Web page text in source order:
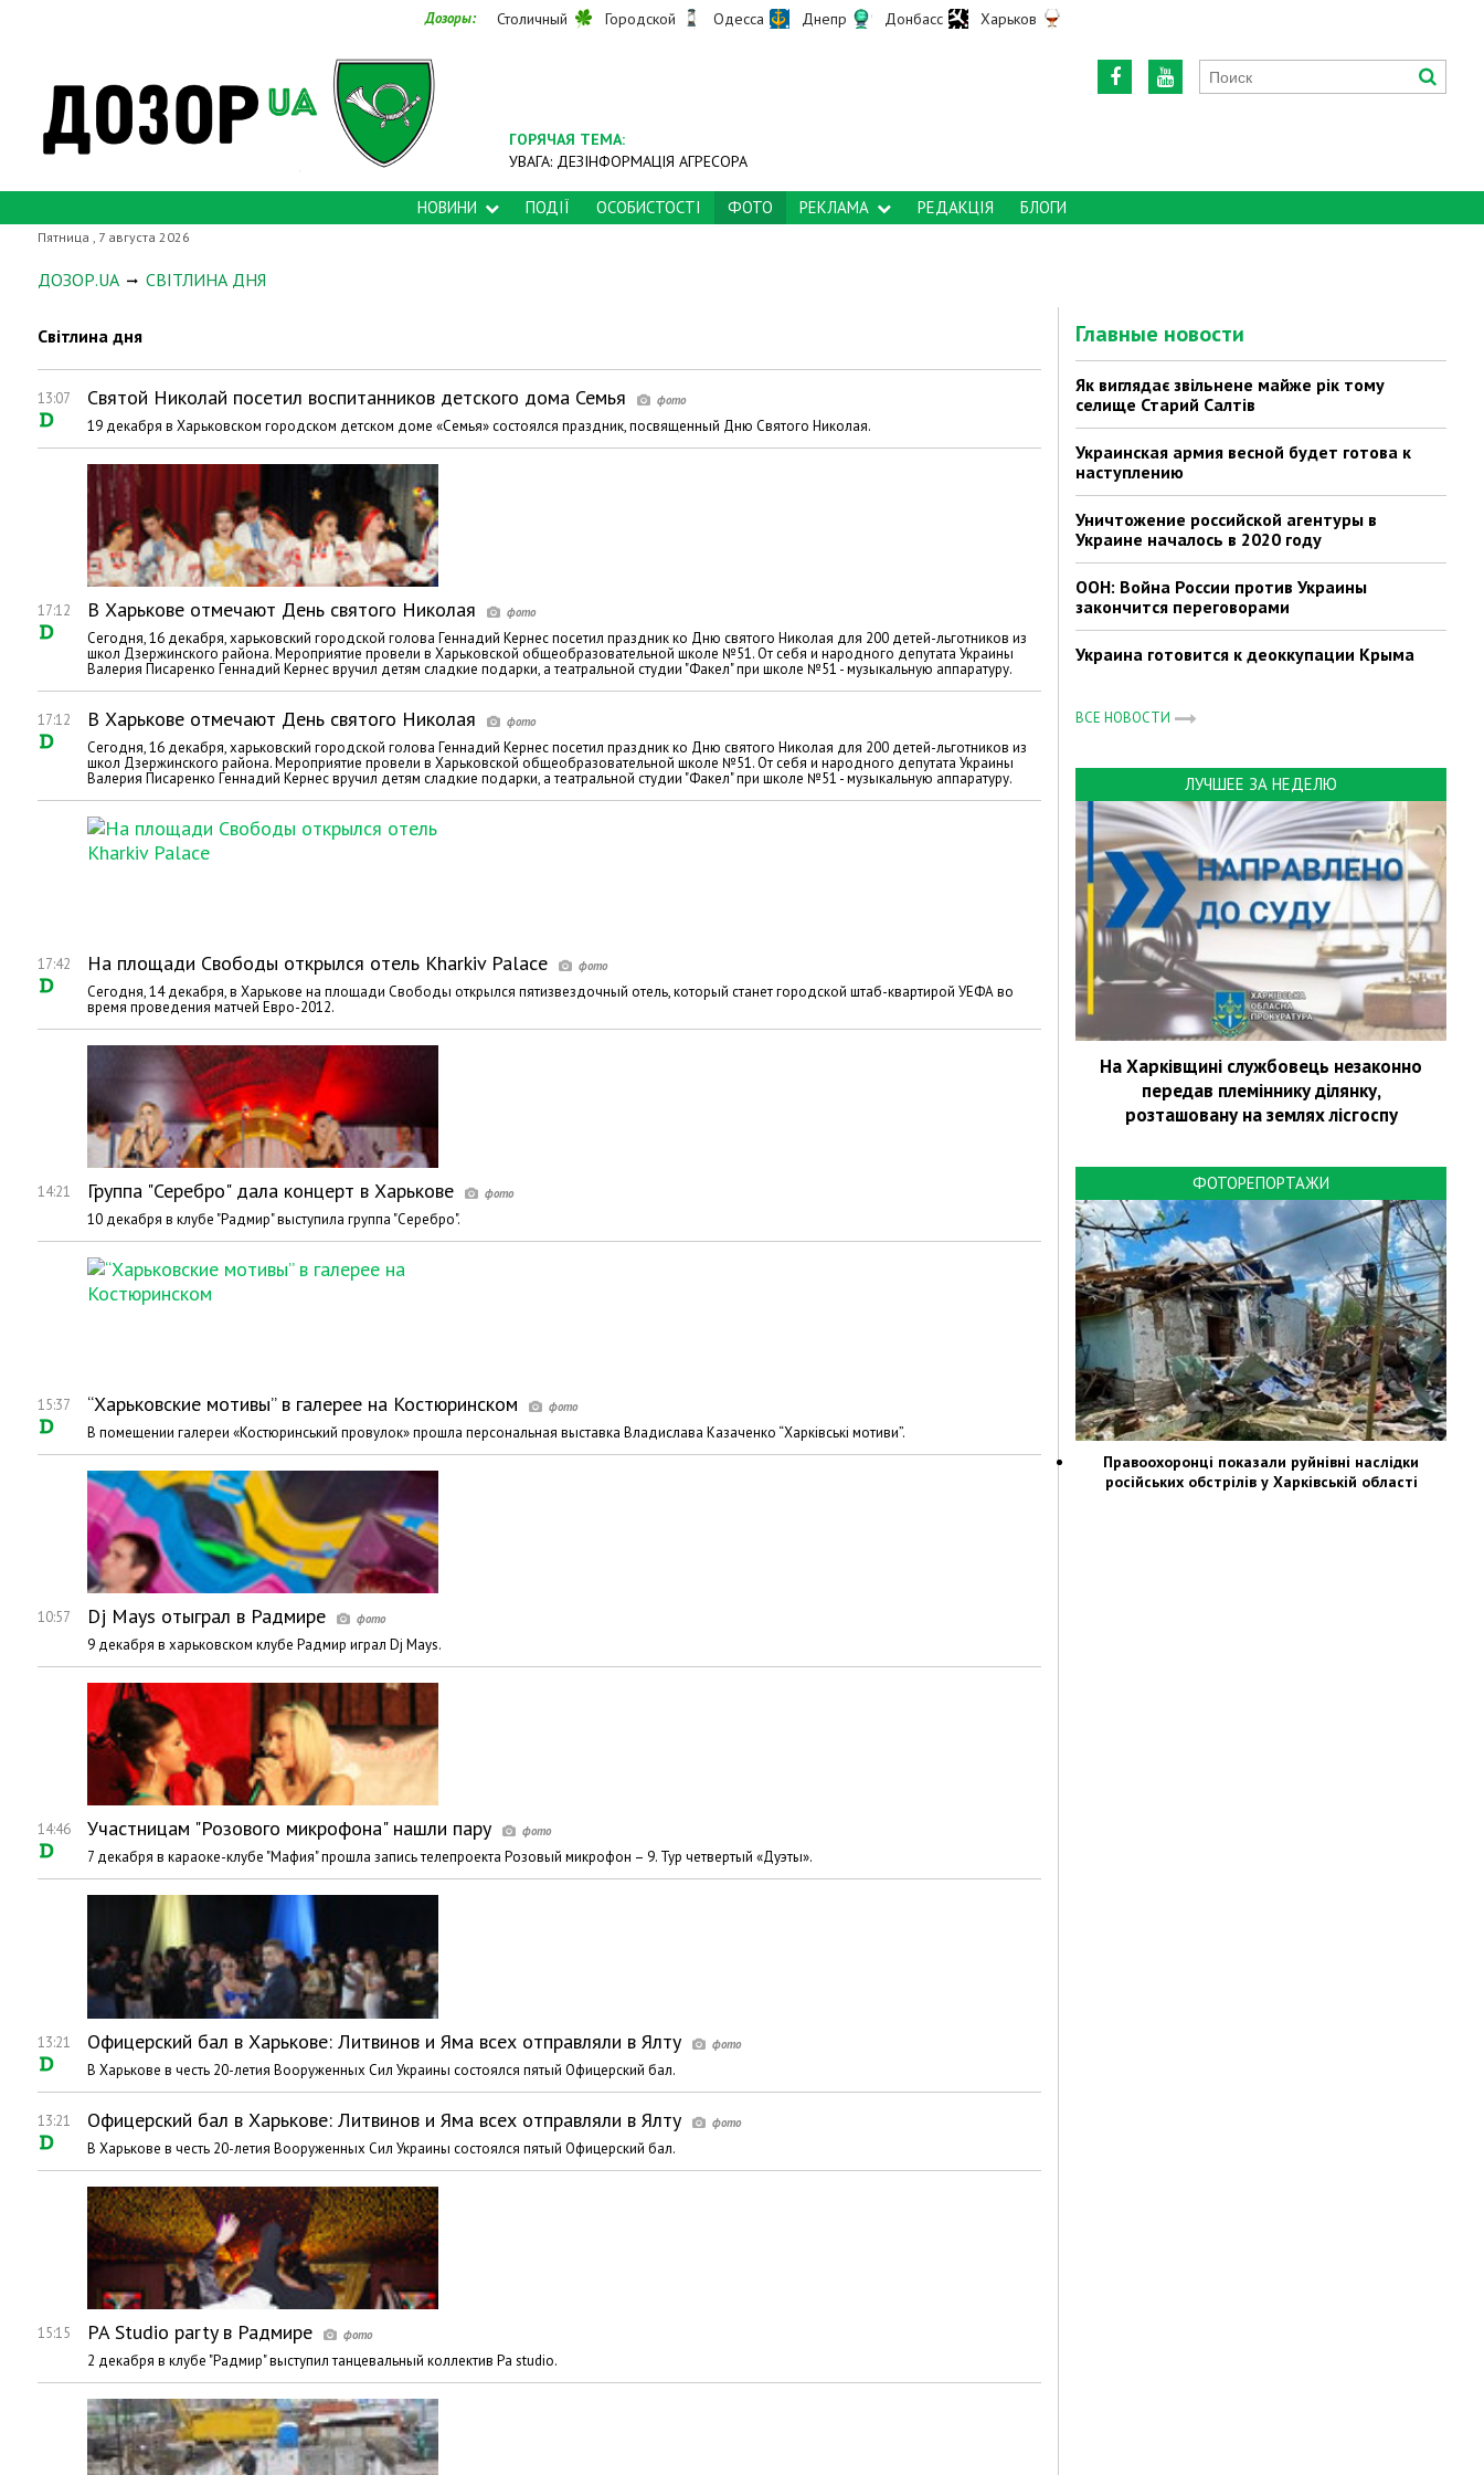
Дозоры: Столичный Городской Одесса Днепр Донбасс Харьков
ГОРЯЧАЯ ТЕМА:
УВАГА: ДЕЗІНФОРМАЦІЯ АГРЕСОРА
НОВИНИ ПОДІЇ ОСОБИСТОСТІ ФОТО РЕКЛАМА РЕДАКЦІЯ БЛОГИ
Пятница , 7 августа 2026
ДОЗОР.UA СВІТЛИНА ДНЯ
Світлина дня
13:07 Святой Николай посетил воспитанников детского дома Семья
19 декабря в Харьковском городском детском доме «Семья» состоялся праздник, посвященный Дню Святого Николая.
17:12 В Харькове отмечают День святого Николая
Сегодня, 16 декабря, харьковский городской голова Геннадий Кернес посетил праздник ко Дню святого Николая для 200 детей-льготников из
школ Дзержинского района. Мероприятие провели в Харьковской общеобразовательной школе №51. От себя и народного депутата Украины
Валерия Писаренко Геннадий Кернес вручил детям сладкие подарки, а театральной студии "Факел" при школе №51 - музыкальную аппаратуру.
17:12 В Харькове отмечают День святого Николая
Сегодня, 16 декабря, харьковский городской голова Геннадий Кернес посетил праздник ко Дню святого Николая для 200 детей-льготников из
школ Дзержинского района. Мероприятие провели в Харьковской общеобразовательной школе №51. От себя и народного депутата Украины
Валерия Писаренко Геннадий Кернес вручил детям сладкие подарки, а театральной студии "Факел" при школе №51 - музыкальную аппаратуру.
17:42 На площади Свободы открылся отель Kharkiv Palace
Сегодня, 14 декабря, в Харькове на площади Свободы открылся пятизвездочный отель, который станет городской штаб-квартирой УЕФА во
время проведения матчей Евро-2012.
14:21 Группа "Серебро" дала концерт в Харькове
10 декабря в клубе "Радмир" выступила группа "Серебро".
15:37 “Харьковские мотивы” в галерее на Костюринском
В помещении галереи «Костюринський провулок» прошла персональная выставка Владислава Казаченко “Харківські мотиви”.
10:57 Dj Mays отыграл в Радмире
9 декабря в харьковском клубе Радмир играл Dj Mays.
14:46 Участницам "Розового микрофона" нашли пару
7 декабря в караоке-клубе "Мафия" прошла запись телепроекта Розовый микрофон – 9. Тур четвертый «Дуэты».
13:21 Офицерский бал в Харькове: Литвинов и Яма всех отправляли в Ялту
В Харькове в честь 20-летия Вооруженных Сил Украины состоялся пятый Офицерский бал.
13:21 Офицерский бал в Харькове: Литвинов и Яма всех отправляли в Ялту
В Харькове в честь 20-летия Вооруженных Сил Украины состоялся пятый Офицерский бал.
15:15 PA Studio party в Радмире
2 декабря в клубе "Радмир" выступил танцевальный коллектив Pa studio.
Главные новости
Як виглядає звільнене майже рік тому
селище Старий Салтів
Украинская армия весной будет готова к
наступлению
Уничтожение российской агентуры в
Украине началось в 2020 году
ООН: Война России против Украины
закончится переговорами
Украина готовится к деоккупации Крыма
ВСЕ НОВОСТИ
ЛУЧШЕЕ ЗА НЕДЕЛЮ
На Харківщині службовець незаконно
передав племіннику ділянку,
розташовану на землях лісгоспу
ФОТОРЕПОРТАЖИ
Правоохоронці показали руйнівні наслідки
російських обстрілів у Харківській області